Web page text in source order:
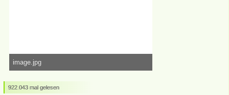
image.jpg
348,03 kB, 1.280×492, 46.056 mal angesehen
922.043 mal gelesen